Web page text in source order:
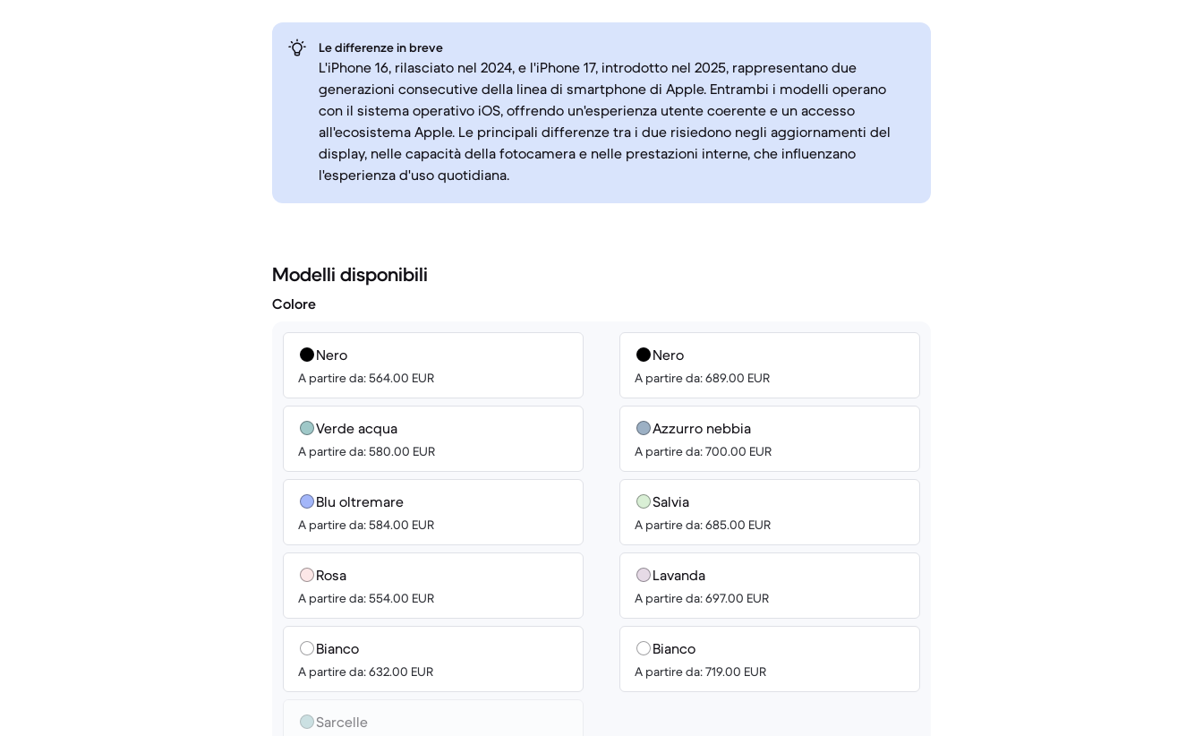
Le differenze in breve
L'iPhone 16, rilasciato nel 2024, e l'iPhone 17, introdotto nel 2025, rappresentano due
generazioni consecutive della linea di smartphone di Apple. Entrambi i modelli operano
con il sistema operativo iOS, offrendo un'esperienza utente coerente e un accesso
all'ecosistema Apple. Le principali differenze tra i due risiedono negli aggiornamenti del
display, nelle capacità della fotocamera e nelle prestazioni interne, che influenzano
l'esperienza d'uso quotidiana.
Modelli disponibili
Colore
Nero
A partire da: 564.00 EUR
Verde acqua
A partire da: 580.00 EUR
Blu oltremare
A partire da: 584.00 EUR
Rosa
A partire da: 554.00 EUR
Bianco
A partire da: 632.00 EUR
Sarcelle
Nero
A partire da: 689.00 EUR
Azzurro nebbia
A partire da: 700.00 EUR
Salvia
A partire da: 685.00 EUR
Lavanda
A partire da: 697.00 EUR
Bianco
A partire da: 719.00 EUR